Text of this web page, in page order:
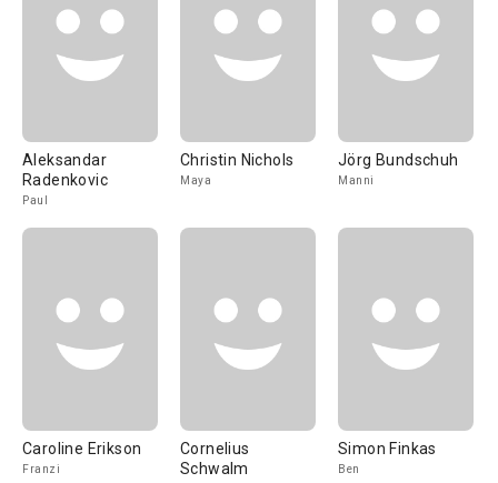
Aleksandar
Radenkovic
Paul
Christin Nichols
Maya
Jörg Bundschuh
Manni
Caroline Erikson
Franzi
Cornelius
Schwalm
Simon Finkas
Ben